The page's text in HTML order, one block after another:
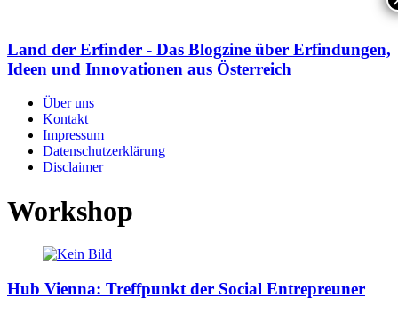
Land der Erfinder - Das Blogzine über Erfindungen,
Ideen und Innovationen aus Österreich
Über uns
Kontakt
Impressum
Datenschutzerklärung
Disclaimer
Workshop
Hub Vienna: Treffpunkt der Social Entrepreuner